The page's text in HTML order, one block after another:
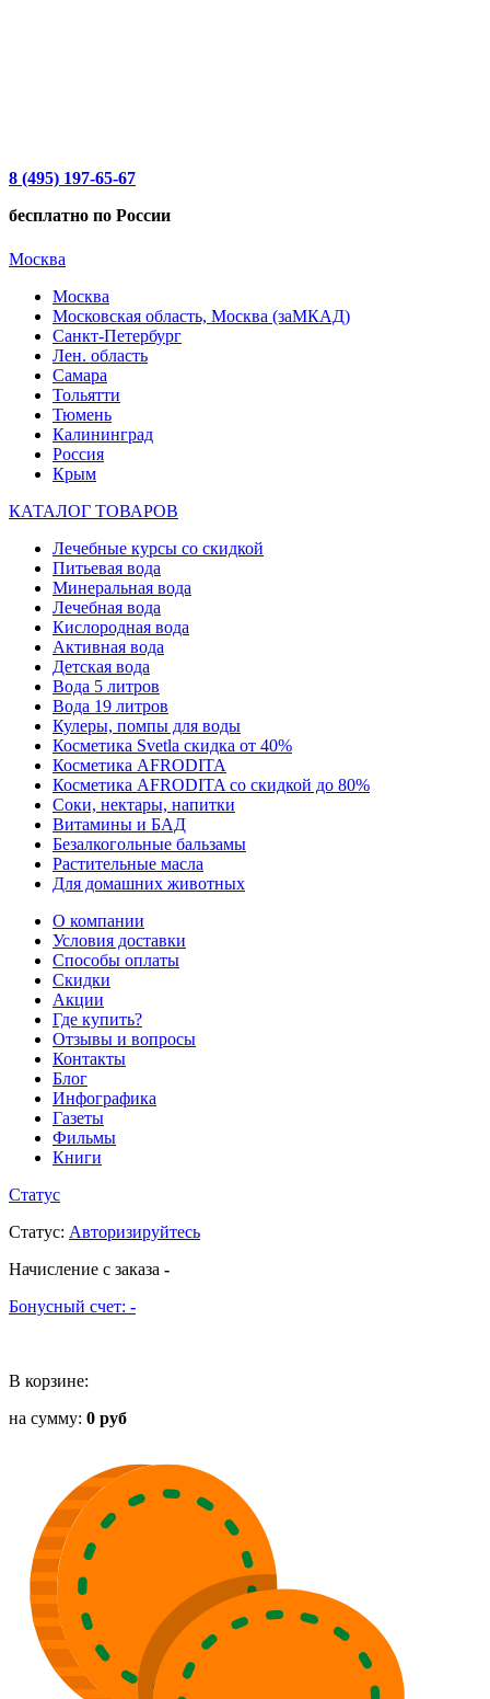
8 (495) 197-65-67
бесплатно по России
Москва
Москва
Московская область, Москва (заМКАД)
Санкт-Петербург
Лен. область
Самара
Тольятти
Тюмень
Калининград
Россия
Крым
КАТАЛОГ ТОВАРОВ
Лечебные курсы со скидкой
Питьевая вода
Минеральная вода
Лечебная вода
Кислородная вода
Активная вода
Детская вода
Вода 5 литров
Вода 19 литров
Кулеры, помпы для воды
Косметика Svetla скидка от 40%
Косметика AFRODITA
Косметика AFRODITA со скидкой до 80%
Соки, нектары, напитки
Витамины и БАД
Безалкогольные бальзамы
Растительные масла
Для домашних животных
О компании
Условия доставки
Способы оплаты
Скидки
Акции
Где купить?
Отзывы и вопросы
Контакты
Блог
Инфографика
Газеты
Фильмы
Книги
Статус
Статус: Авторизируйтесь
Начисление с заказа -
Бонусный счет: -
В корзине:
на сумму: 0 руб